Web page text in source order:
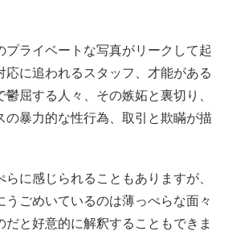
プライベートな写真がリークして起
応に追われるスタッフ、才能がある
屈する人々、その嫉妬と裏切り、
の暴力的な性行為、取引と欺瞞が描
に感じられることもありますが、
ごめいているのは薄っぺらな面々
だと好意的に解釈することもできま